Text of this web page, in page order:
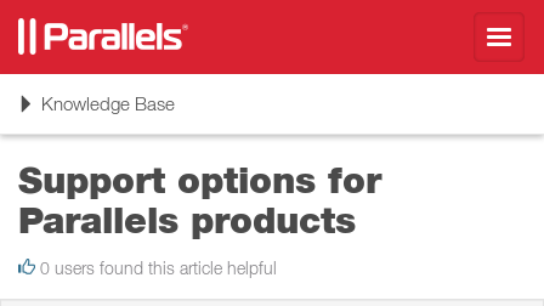
ToggleKnowledge Base
Support options for
Parallels products
0 users found this article helpful